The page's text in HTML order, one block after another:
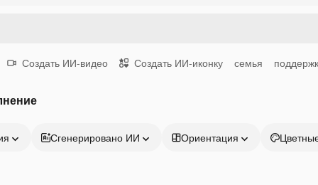
Создать ИИ-видео Создать ИИ-иконку семья
Сгенерировано ИИ Ориентация